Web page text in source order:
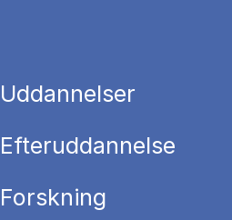
Uddannelser
Efteruddannelse
Forskning